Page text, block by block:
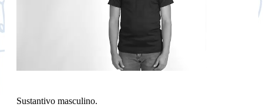
Sustantivo masculino.